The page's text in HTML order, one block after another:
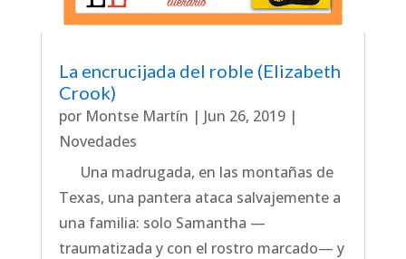
La encrucijada del roble (Elizabeth
Crook)
por Montse Martín | Jun 26, 2019|
Novedades
Una madrugada, en las montañas de
Texas, una pantera ataca salvajemente a
una familia: solo Samantha —
traumatizada y con el rostro marcado— y